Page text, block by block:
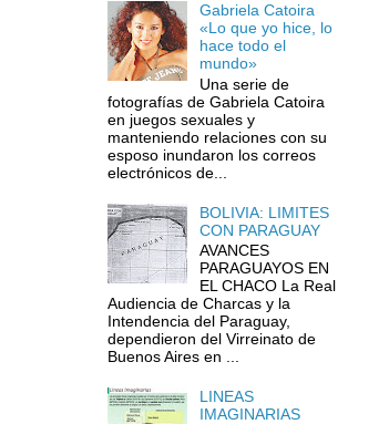
Gabriela Catoira
«Lo que yo hice, lo
hace todo el
mundo»
Una serie de
fotografías de Gabriela Catoira
en juegos sexuales y
manteniendo relaciones con su
esposo inundaron los correos
electrónicos de...
BOLIVIA: LIMITES
CON PARAGUAY
AVANCES
PARAGUAYOS EN
EL CHACO La Real
Audiencia de Charcas y la
Intendencia del Paraguay,
dependieron del Virreinato de
Buenos Aires en ...
LINEAS
IMAGINARIAS